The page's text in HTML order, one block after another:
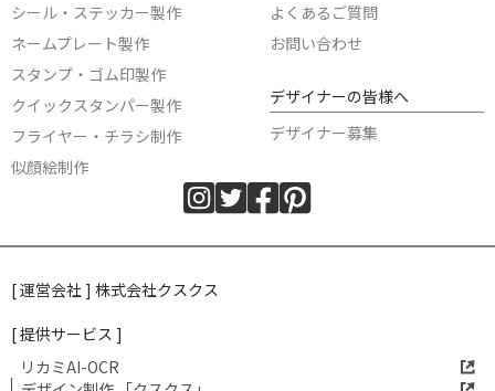
シール・ステッカー製作
ネームプレート製作
スタンプ・ゴム印製作
クイックスタンパー製作
フライヤー・チラシ制作
似顔絵制作
よくあるご質問
お問い合わせ
デザイナーの皆様へ
デザイナー募集
[ 運営会社 ] 株式会社クスクス
[ 提供サービス ]
リカミAI-OCR